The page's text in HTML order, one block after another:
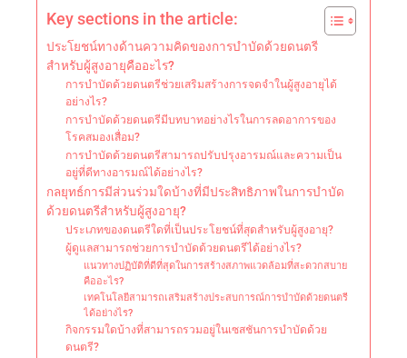
Key sections in the article:
ประโยชน์ทางด้านความคิดของการบำบัดด้วยดนตรี
สำหรับผู้สูงอายุคืออะไร?
การบำบัดด้วยดนตรีช่วยเสริมสร้างการจดจำในผู้สูงอายุได้
อย่างไร?
การบำบัดด้วยดนตรีมีบทบาทอย่างไรในการลดอาการของ
โรคสมองเสื่อม?
การบำบัดด้วยดนตรีสามารถปรับปรุงอารมณ์และความเป็น
อยู่ที่ดีทางอารมณ์ได้อย่างไร?
กลยุทธ์การมีส่วนร่วมใดบ้างที่มีประสิทธิภาพในการบำบัด
ด้วยดนตรีสำหรับผู้สูงอายุ?
ประเภทของดนตรีใดที่เป็นประโยชน์ที่สุดสำหรับผู้สูงอายุ?
ผู้ดูแลสามารถช่วยการบำบัดด้วยดนตรีได้อย่างไร?
แนวทางปฏิบัติที่ดีที่สุดในการสร้างสภาพแวดล้อมที่สะดวกสบาย
คืออะไร?
เทคโนโลยีสามารถเสริมสร้างประสบการณ์การบำบัดด้วยดนตรี
ได้อย่างไร?
กิจกรรมใดบ้างที่สามารถรวมอยู่ในเซสชันการบำบัดด้วย
ดนตรี?